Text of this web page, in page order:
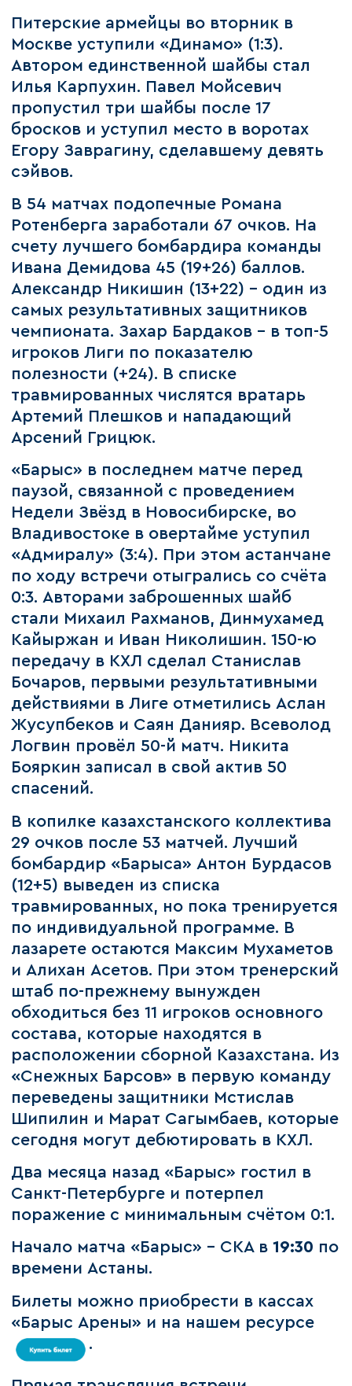
Питерские армейцы во вторник в
Москве уступили «Динамо» (1:3).
Автором единственной шайбы стал
Илья Карпухин. Павел Мойсевич
пропустил три шайбы после 17
бросков и уступил место в воротах
Егору Заврагину, сделавшему девять
сэйвов.
В 54 матчах подопечные Романа
Ротенберга заработали 67 очков. На
счету лучшего бомбардира команды
Ивана Демидова 45 (19+26) баллов.
Александр Никишин (13+22) – один из
самых результативных защитников
чемпионата. Захар Бардаков – в топ-5
игроков Лиги по показателю
полезности (+24). В списке
травмированных числятся вратарь
Артемий Плешков и нападающий
Арсений Грицюк.
«Барыс» в последнем матче перед
паузой, связанной с проведением
Недели Звёзд в Новосибирске, во
Владивостоке в овертайме уступил
«Адмиралу» (3:4). При этом астанчане
по ходу встречи отыгрались со счёта
0:3. Авторами заброшенных шайб
стали Михаил Рахманов, Динмухамед
Кайыржан и Иван Николишин. 150-ю
передачу в КХЛ сделал Станислав
Бочаров, первыми результативными
действиями в Лиге отметились Аслан
Жусупбеков и Саян Данияр. Всеволод
Логвин провёл 50-й матч. Никита
Бояркин записал в свой актив 50
спасений.
В копилке казахстанского коллектива
29 очков после 53 матчей. Лучший
бомбардир «Барыса» Антон Бурдасов
(12+5) выведен из списка
травмированных, но пока тренируется
по индивидуальной программе. В
лазарете остаются Максим Мухаметов
и Алихан Асетов. При этом тренерский
штаб по-прежнему вынужден
обходиться без 11 игроков основного
состава, которые находятся в
расположении сборной Казахстана. Из
«Снежных Барсов» в первую команду
переведены защитники Мстислав
Шипилин и Марат Сагымбаев, которые
сегодня могут дебютировать в КХЛ.
Два месяца назад «Барыс» гостил в
Санкт-Петербурге и потерпел
поражение с минимальным счётом 0:1.
Начало матча «Барыс» – СКА в19:30 по
времени Астаны.
Билеты можно приобрести в кассах
«Барыс Арены» и на нашем ресурсе
.